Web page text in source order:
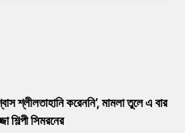
শ্লীলতাহানি করেননি’, মামলা তুলে এ বার
শিল্পী সিমরনের